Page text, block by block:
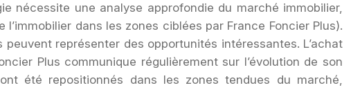
nécessite une analyse approfondie du marché immobilier,
dans les zones ciblées par France Foncier Plus).
représenter des opportunités intéressantes. L’achat
Plus communique régulièrement sur l’évolution de son
été repositionnés dans les zones tendues du marché,